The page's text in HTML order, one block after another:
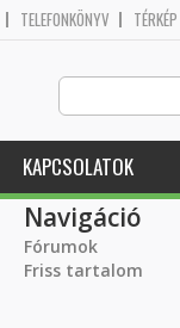
TELEFONKÖNYV TÉRKÉP
KAPCSOLATOK
Navigáció
Fórumok
Friss tartalom